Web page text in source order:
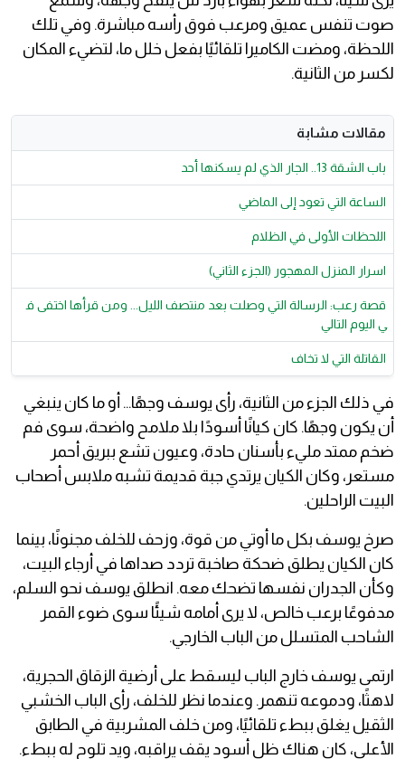
صوت تنفس عميق ومرعب فوق رأسه مباشرة. وفي تلك
اللحظة، ومضت الكاميرا تلقائيًا بفعل خلل ما، لتضيء المكان
لكسر من الثانية.
مقالات مشابة
باب الشقة 13.. الجار الذي لم يسكنها أحد
الساعة التي تعود إلى الماضي
اللحظات الأولى في الظلام
اسرار المنزل المهجور (الجزء الثاني)
قصة رعب: الرسالة التي وصلت بعد منتصف الليل... ومن قرأها اختفى ف
ي اليوم التالي
القاتلة التي لا تخاف
​في ذلك الجزء من الثانية، رأى يوسف وجهًا... أو ما كان ينبغي
أن يكون وجهًا. كان كيانًا أسودًا بلا ملامح واضحة، سوى فم
ضخم ممتد مليء بأسنان حادة، وعيون تشع ببريق أحمر
مستعر، وكان الكيان يرتدي جبة قديمة تشبه ملابس أصحاب
البيت الراحلين.
​صرخ يوسف بكل ما أوتي من قوة، وزحف للخلف مجنونًا، بينما
كان الكيان يطلق ضحكة صاخبة تردد صداها في أرجاء البيت،
وكأن الجدران نفسها تضحك معه. انطلق يوسف نحو السلم،
مدفوعًا برعب خالص، لا يرى أمامه شيئًا سوى ضوء القمر
الشاحب المتسلل من الباب الخارجي.
​ارتمى يوسف خارج الباب ليسقط على أرضية الزقاق الحجرية،
لاهثًا، ودموعه تنهمر. وعندما نظر للخلف، رأى الباب الخشبي
الثقيل يغلق ببطء تلقائيًا، ومن خلف المشربية في الطابق
الأعلى، كان هناك ظل أسود يقف يراقبه، ويد تلوح له ببطء.